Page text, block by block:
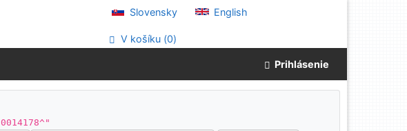
Slovensky English
V košíku (0)
Prihlásenie